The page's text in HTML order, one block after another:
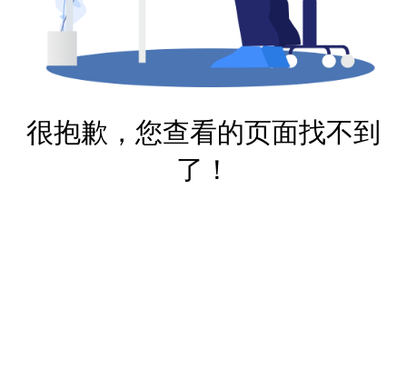
很抱歉，您查看的页面找不到
了！